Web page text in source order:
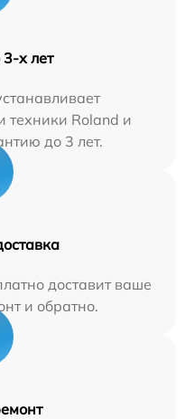
х лет
техники Roland и
до 3 лет.
доставит ваше
и обратно.